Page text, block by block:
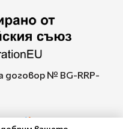
№ BG-RRP-